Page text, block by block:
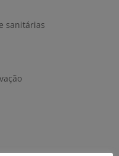
sanitárias